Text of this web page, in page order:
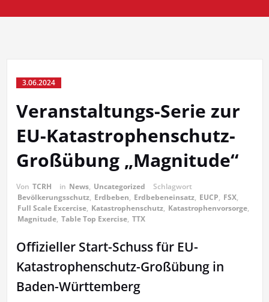
3.06.2024
Veranstaltungs-Serie zur
EU-Katastrophenschutz-
Großübung „Magnitude“
Von TCRH in News, Uncategorized
Schlagwort
Bevölkerungsschutz, Erdbeben, Erdbebeneinsatz, EUCP, FSX,
Full Scale Excercise, Katastrophenschutz, Katastrophenvorsorge,
Magnitude, Table Top Exercise, TTX
Offizieller Start-Schuss für EU-
Katastrophenschutz-Großübung in
Baden-Württemberg